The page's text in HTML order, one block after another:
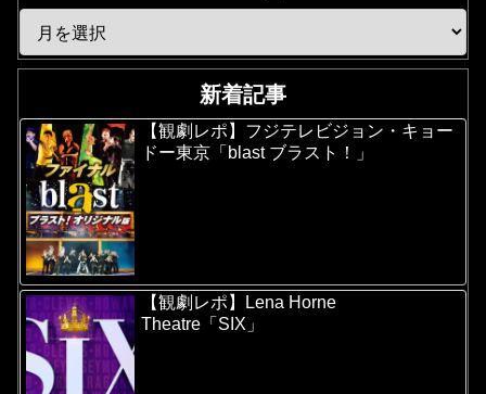
新着記事
【観劇レポ】フジテレビジョン・キョー
ドー東京「blast ブラスト！」
【観劇レポ】Lena Horne
Theatre「SIX」